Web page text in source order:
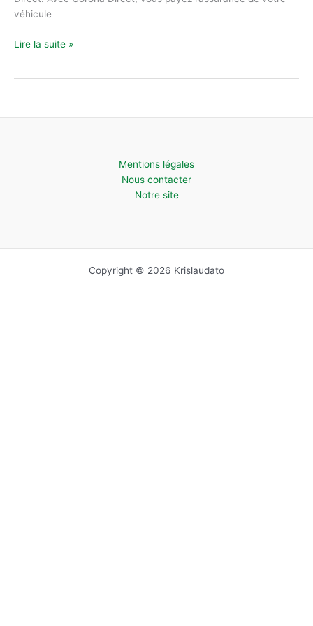
véhicule
L’assurance
bonne
Lire la suite »
Mentions légales
Nous contacter
Notre site
Copyright © 2026 Krislaudato